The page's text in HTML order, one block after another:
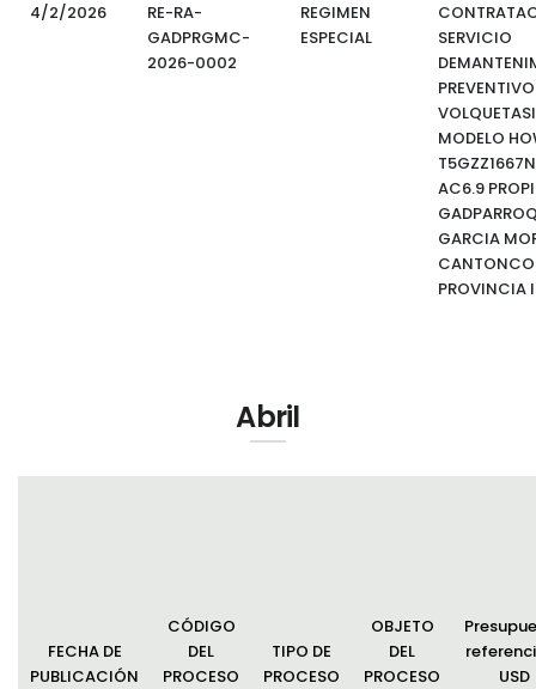
4/2/2026
RE-RA-
GADPRGMC-
2026-0002
REGIMEN
ESPECIAL
SERVICIO
MODELO
AC6.9
GARCIA
PROVINCIA
Abril
FECHA DE
PUBLICACIÓN
CÓDIGO
DEL
PROCESO
TIPO DE
PROCESO
OBJETO
DEL
PROCESO
USD